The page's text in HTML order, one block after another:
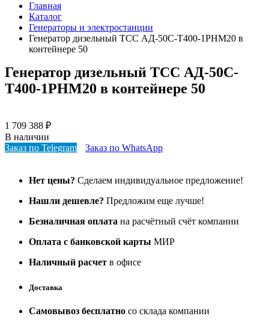
Главная
Каталог
Генераторы и электростанции
Генератор дизельный ТСС АД-50С-Т400-1РНМ20 в
контейнере 50
Генератор дизельный ТСС АД-50С-
Т400-1РНМ20 в контейнере 50
1 709 388 ₽
В наличии
Заказ по Telegram
Заказ по WhatsApp
Нет цены? Сделаем индивидуальное предложение!
Нашли дешевле? Предложим еще лучше!
Безналичная оплата на расчётный счёт компании
Оплата с банковской карты МИР
Наличный расчет в офисе
Доставка
Самовывоз бесплатно со склада компании